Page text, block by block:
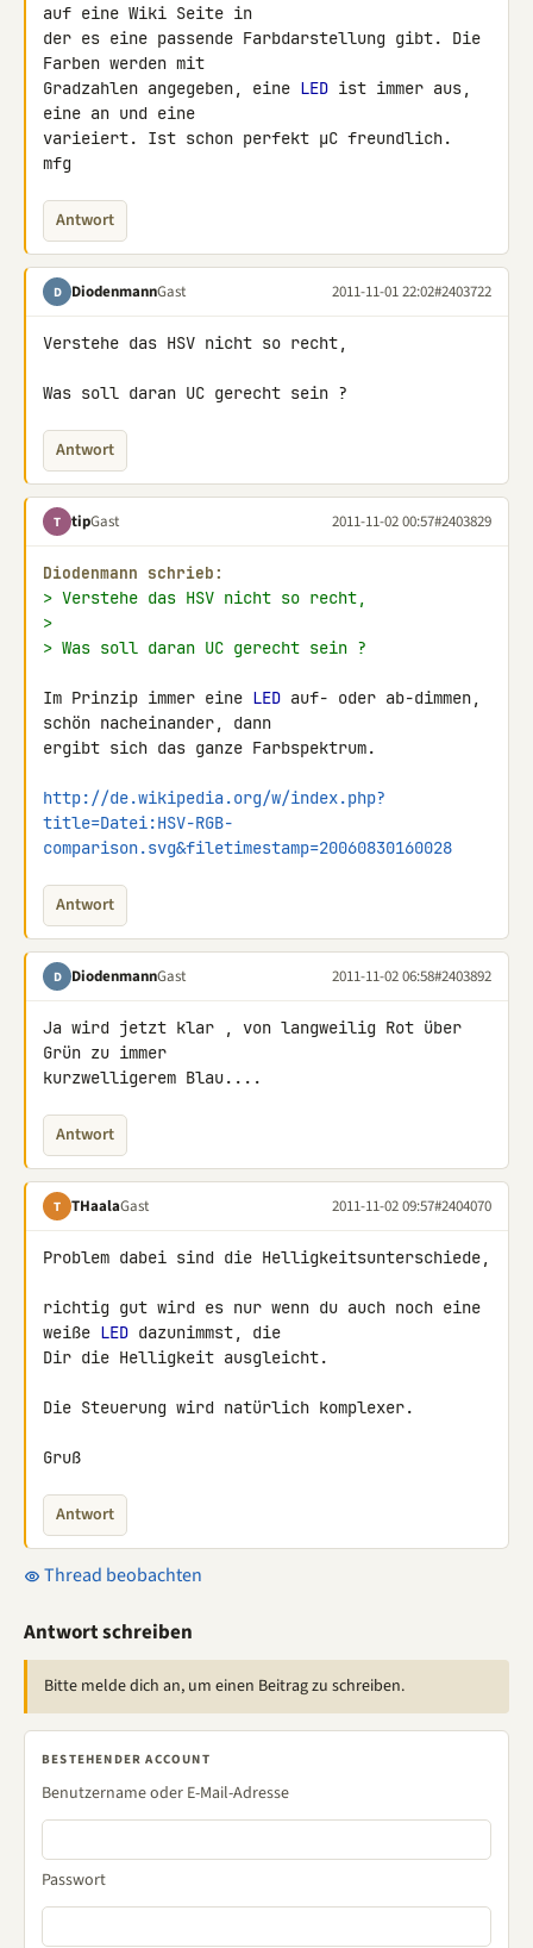
auf eine Wiki Seite in
der es eine passende Farbdarstellung gibt. Die
Farben werden mit
Gradzahlen angegeben, eine LED ist immer aus,
eine an und eine
varieiert. Ist schon perfekt µC freundlich.
mfg
Antwort
D DiodenmannGast 2011-11-01 22:02#2403722
Verstehe das HSV nicht so recht,
Was soll daran UC gerecht sein ?
Antwort
T tipGast 2011-11-02 00:57#2403829
Diodenmann schrieb:
> Verstehe das HSV nicht so recht,
>
> Was soll daran UC gerecht sein ?
Im Prinzip immer eine LED auf- oder ab-dimmen,
schön nacheinander, dann
ergibt sich das ganze Farbspektrum.
http://de.wikipedia.org/w/index.php?
title=Datei:HSV-RGB-
comparison.svg&filetimestamp=20060830160028
Antwort
D DiodenmannGast 2011-11-02 06:58#2403892
Ja wird jetzt klar , von langweilig Rot über
Grün zu immer
kurzwelligerem Blau....
Antwort
T THaalaGast 2011-11-02 09:57#2404070
Problem dabei sind die Helligkeitsunterschiede,
richtig gut wird es nur wenn du auch noch eine
weiße LED dazunimmst, die
Dir die Helligkeit ausgleicht.
Die Steuerung wird natürlich komplexer.
Gruß
Antwort
Thread beobachten
Antwort schreiben
Bitte melde dich an, um einen Beitrag zu schreiben.
BESTEHENDER ACCOUNT
Benutzername oder E-Mail-Adresse
Passwort